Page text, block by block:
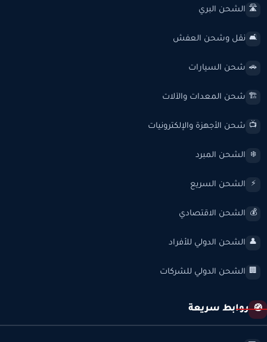
🛣️ الشحن البري
🛋️ نقل وشحن العفش
🚗 شحن السيارات
🏗️ شحن المعدات والآلات
📺 شحن الأجهزة والإلكترونيات
❄️ الشحن المبرد
⚡ الشحن السريع
💰 الشحن الاقتصادي
👤 الشحن الدولي للأفراد
🏢 الشحن الدولي للشركات
🧭 روابط سريعة